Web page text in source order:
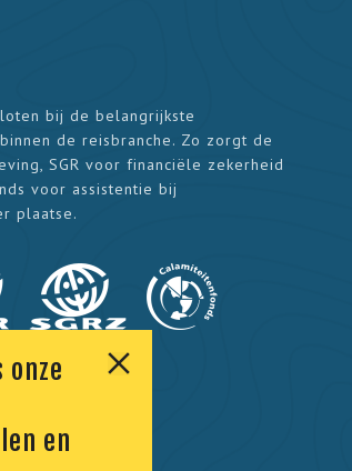
en
bij de belangrijkste
de reisbranche. Zo zorgt de
SGR voor financiële zekerheid
voor assistentie bij
plaatse.